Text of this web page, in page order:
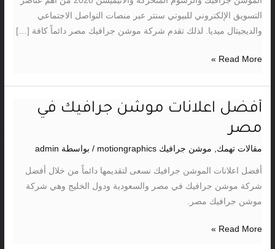
التسويق الإلكتروني للبيوتي سنتر عبر منصات التواصل الاجتماعي
والديجيتال ميديا. لذلك تقدم شركة موشن جرافيك مصر دائماً كافة […]
Read More »
أفضل اعلانات موشن جرافيك في
مصر
مقالات تهمك, موشن جرافيك motiongraphics / بواسطة admin
أفضل اعلانات الموشن جرافيك نسعى لتقديمها دائماً من خلال أفضل
شركة موشن جرافيك في مصر والسعودية ودول الخليج وهي شركة
موشن جرافيك مصر.
أفضل
جرافيك
في
مصر
Read More »